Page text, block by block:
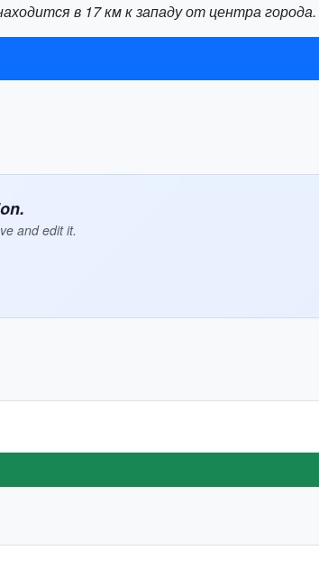
в 17 км к западу от центра города.
and edit it.